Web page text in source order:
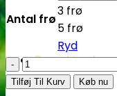
Cannabisavlere
Antal frø
3 frø
5 frø
Ryd
Gorilla
Girl
Tilføj Til Kurv Køb nu